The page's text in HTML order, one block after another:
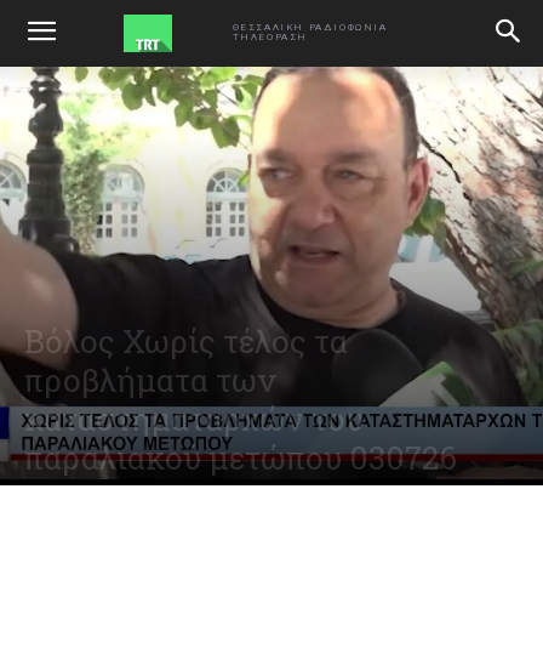
ΘΕΣΣΑΛΙΚΗ ΡΑΔΙΟΦΩΝΙΑ
ΤΗΛΕΟΡΑΣΗ
ΑΡΧΙΚΗ
Βόλος Χωρίς τέλος τα
προβλήματα των
καταστηματαρχών του
παραλιακού μετώπου 030726